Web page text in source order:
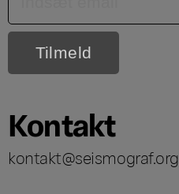
Kontakt
kontakt@seismograf.org